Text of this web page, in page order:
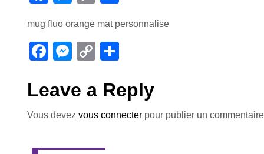
c
e
o
o
ss
e
g
p
y
n
ta
mug fluo orange mat personnalise
F
c
e
o
M
ss
e
n
g
C
p
y
Li
n
ta
g
er
Leave a Reply
Vous devez vous connecter pour publier un
Navigation